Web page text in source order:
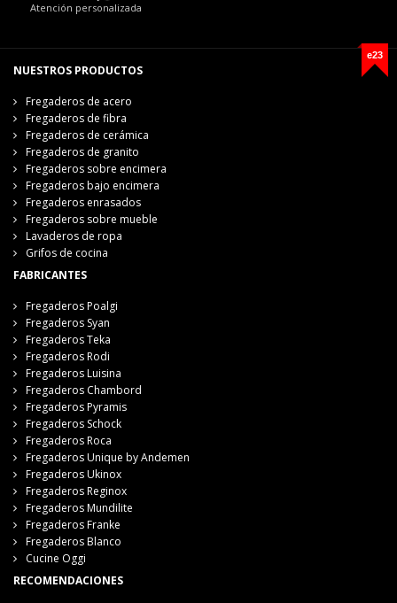
Atención personalizada
e23
NUESTROS PRODUCTOS
Fregaderos de acero
Fregaderos de fibra
Fregaderos de cerámica
Fregaderos de granito
Fregaderos sobre encimera
Fregaderos bajo encimera
Fregaderos enrasados
Fregaderos sobre mueble
Lavaderos de ropa
Grifos de cocina
FABRICANTES
Fregaderos Poalgi
Fregaderos Syan
Fregaderos Teka
Fregaderos Rodi
Fregaderos Luisina
Fregaderos Chambord
Fregaderos Pyramis
Fregaderos Schock
Fregaderos Roca
Fregaderos Unique by Andemen
Fregaderos Ukinox
Fregaderos Reginox
Fregaderos Mundilite
Fregaderos Franke
Fregaderos Blanco
Cucine Oggi
RECOMENDACIONES